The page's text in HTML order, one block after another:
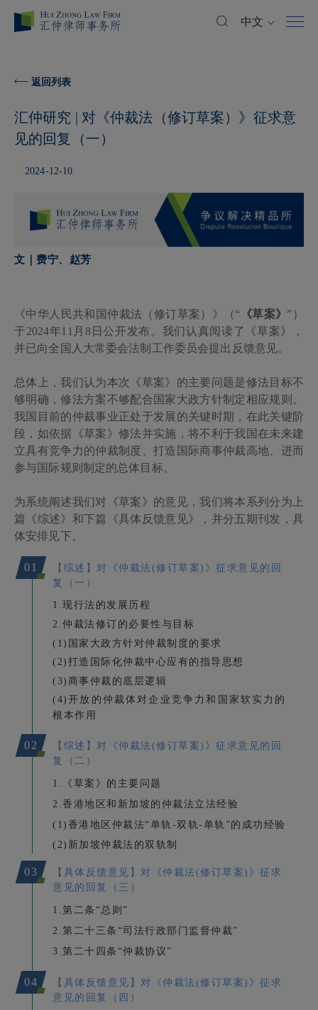
中文
返回列表
汇仲研究 | 对《仲裁法（修订草案）》征求意
见的回复（一）
2024-12-10
文 ｜费宁、赵芳
《中华人民共和国仲裁法（修订草案）》（ “ 《草案》 ”）
于2024年11 月 8 日公开发布。我们认真阅读了《草案》，
并已向全国人大常委会法制工作委员会提出反馈意见。
总体上，我们认为本次《草案》的主要问题是修法目标不
够明确，修法方案不够配合国家大政方针制定相应规则。
我国目前的仲裁事业正处于发展的关键时期，在此关键阶
段，如依据《草案》修法并实施，将不利于我国在未来建
立具有竞争力的仲裁制度、打造国际商事仲裁高地、进而
参与国际规则制定的总体目标。
为系统阐述我们对《草案》的意见，我们将本系列分为上
篇《综述》和下篇《具体反馈意见》，并分五期刊发，具
体安排见下。
01
【综述】对《仲裁法(修订草案)》征求意见的回
复（一）
1.现行法的发展历程
2.仲裁法修订的必要性与目标
(1)国家大政方针对仲裁制度的要求
(2)打造国际化仲裁中心应有的指导思想
(3)商事仲裁的底层逻辑
(4)开放的仲裁体对企业竞争力和国家软实力的
根本作用
02
【综述】对《仲裁法(修订草案)》征求意见的回
复（二）
1.《 草案》的主要问题
2.香港地区和新加坡的仲裁法立法经验
(1)香港地区仲裁法“单轨-双轨-单轨”的成功经验
(2)新加坡仲裁法的双轨制
03 【具体反馈意见】 对 《仲裁法(修订草案)》 征求
意见的 回复（三）
1.第二条“总则”
2.第二十三条“司法行政部门监督仲裁”
3.第二十四条“仲裁协议”
04 【具体反馈意见】 对 《仲裁法(修订草案)》 征求
意见的 回复（四）